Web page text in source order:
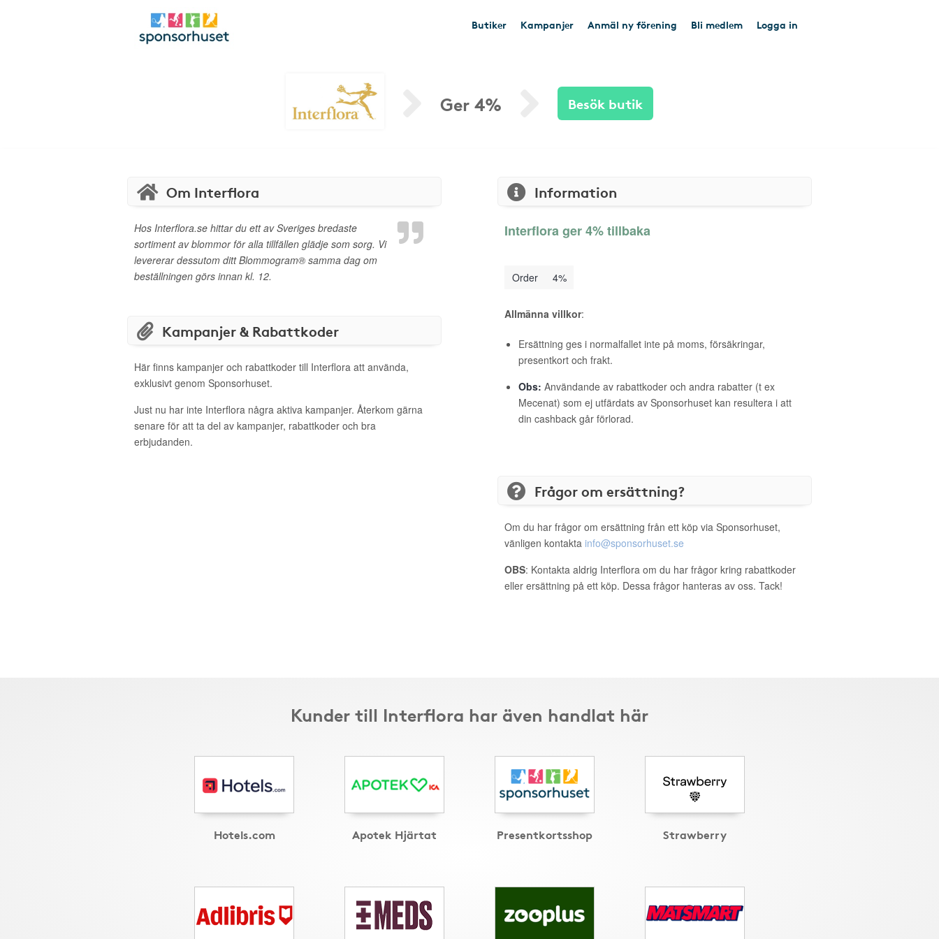
Butiker Kampanjer Anmäl ny förening Bli medlem Logga in
Ger 4% Besök butik
Om Interflora
Hos Interflora.se hittar du ett av Sveriges bredaste
sortiment av blommor för alla tillfällen glädje som sorg. Vi
levererar dessutom ditt Blommogram® samma dag om
beställningen görs innan kl. 12.
Kampanjer & Rabattkoder
Här finns kampanjer och rabattkoder till Interflora att använda,
exklusivt genom Sponsorhuset.
Just nu har inte Interflora några aktiva kampanjer. Återkom gärna
senare för att ta del av kampanjer, rabattkoder och bra
erbjudanden.
Information
Interflora ger 4% tillbaka
Order 4%
Allmänna villkor:
Ersättning ges i normalfallet inte på moms, försäkringar,
presentkort och frakt.
Obs: Användande av rabattkoder och andra rabatter (t ex
Mecenat) som ej utfärdats av Sponsorhuset kan resultera i att
din cashback går förlorad.
Frågor om ersättning?
Om du har frågor om ersättning från ett köp via Sponsorhuset,
vänligen kontakta info@sponsorhuset.se
OBS: Kontakta aldrig Interflora om du har frågor kring rabattkoder
eller ersättning på ett köp. Dessa frågor hanteras av oss. Tack!
Kunder till Interflora har även handlat här
Hotels.com Apotek Hjärtat Presentkortsshop Strawberry